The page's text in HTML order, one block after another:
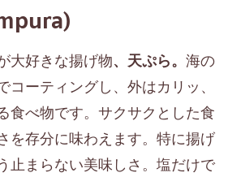
大好きな揚げ物、天ぷら。 海の
ーティングし、外はカリッ、
食べ物です。サクサクとした食
を存分に味わえます。特に揚げ
止まらない美味しさ。塩だけで